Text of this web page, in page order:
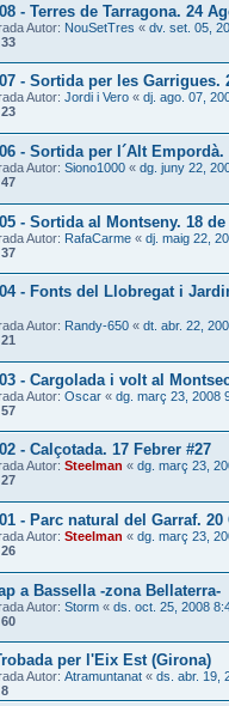
- Terres de Tarragona. 24
Autor: NouSetTres « dv. set. 05,
33
- Sortida per les Garrigues.
Autor: Jordi i Vero « dj. ago. 07,
23
- Sortida per l´Alt Empordà.
Autor: Siono1000 « dg. juny 22,
47
- Sortida al Montseny. 18 de
Autor: RafaCarme « dj. maig 22,
37
- Fonts del Llobregat i
Autor: Randy-650 « dt. abr. 22,
21
- Cargolada i volt al
Autor: Oscar « dg. març 23, 2008
57
- Calçotada. 17 Febrer #27
Autor: Steelman « dg. març 23,
27
- Parc natural del Garraf. 20
Autor: Steelman « dg. març 23,
26
a Bassella -zona Bellaterra-
Autor: Storm « ds. oct. 25, 2008
60
per l'Eix Est (Girona)
Autor: Atramuntanat « ds. abr. 19,
8